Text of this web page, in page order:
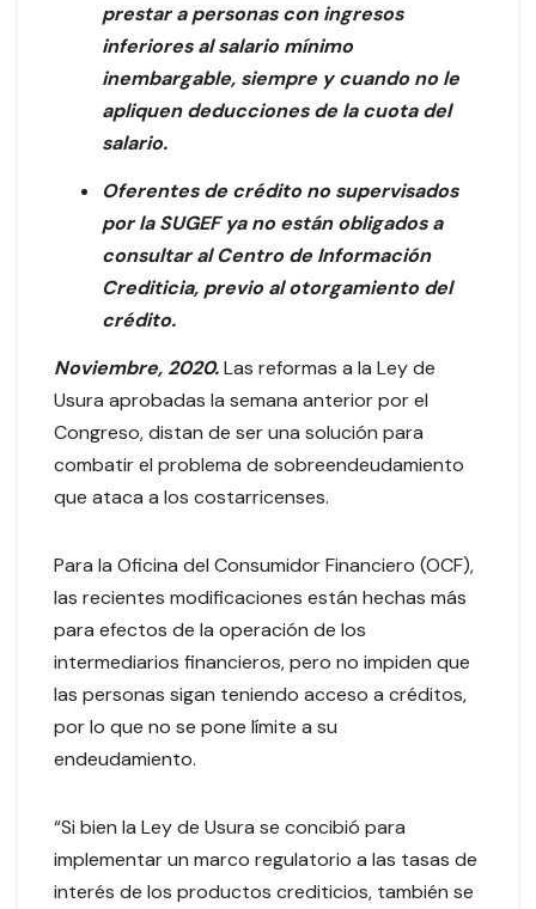
prestar a personas con ingresos
inferiores al salario mínimo
inembargable, siempre y cuando no le
apliquen deducciones de la cuota del
salario.
Oferentes de crédito no supervisados
por la SUGEF ya no están obligados a
consultar al Centro de Información
Crediticia, previo al otorgamiento del
crédito.
Noviembre, 2020.Las reformas a la Ley de
Usura aprobadas la semana anterior por el
Congreso, distan de ser una solución para
combatir el problema de sobreendeudamiento
que ataca a los costarricenses.
Para la Oficina del Consumidor Financiero (OCF),
las recientes modificaciones están hechas más
para efectos de la operación de los
intermediarios financieros, pero no impiden que
las personas sigan teniendo acceso a créditos,
por lo que no se pone límite a su
endeudamiento.
“Si bien la Ley de Usura se concibió para
implementar un marco regulatorio a las tasas de
interés de los productos crediticios, también se